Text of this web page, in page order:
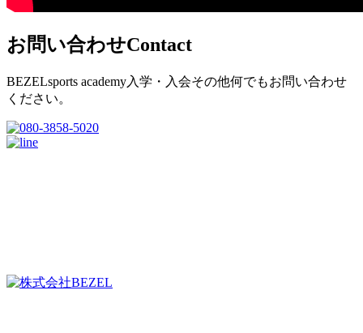
お問い合わせContact
BEZELsports academy入学・入会その他何でもお問い合わせ
ください。